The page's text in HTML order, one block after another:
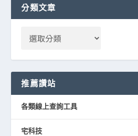
分類文章
推薦讚站
各類線上查詢工具
宅科技